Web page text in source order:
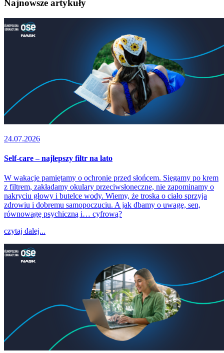
Najnowsze artykuły
24.07.2026
Self-care – najlepszy filtr na lato
W wakacje pamiętamy o ochronie przed słońcem. Sięgamy po krem
z filtrem, zakładamy okulary przeciwsłoneczne, nie zapominamy o
nakryciu głowy i butelce wody. Wiemy, że troska o ciało sprzyja
zdrowiu i dobremu samopoczuciu. A jak dbamy o uwagę, sen,
równowagę psychiczną i… cyfrową?
czytaj dalej...